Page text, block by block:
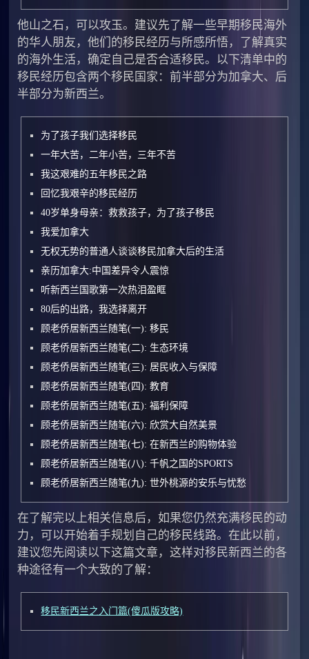
他山之石，可以攻玉。建议先了解一些早期移民海外
的华人朋友，他们的移民经历与所感所悟，了解真实
的海外生活，确定自己是否合适移民。以下清单中的
移民经历包含两个移民国家：前半部分为加拿大、后
半部分为新西兰。
为了孩子我们选择移民
一年大苦，二年小苦，三年不苦
我这艰难的五年移民之路
回忆我艰辛的移民经历
40岁单身母亲：救救孩子，为了孩子移民
我爱加拿大
无权无势的普通人谈谈移民加拿大后的生活
亲历加拿大:中国差异令人震惊
听新西兰国歌第一次热泪盈眶
80后的出路，我选择离开
顾老侨居新西兰随笔(一): 移民
顾老侨居新西兰随笔(二): 生态环境
顾老侨居新西兰随笔(三): 居民收入与保障
顾老侨居新西兰随笔(四): 教育
顾老侨居新西兰随笔(五): 福利保障
顾老侨居新西兰随笔(六): 欣赏大自然美景
顾老侨居新西兰随笔(七): 在新西兰的购物体验
顾老侨居新西兰随笔(八): 千帆之国的SPORTS
顾老侨居新西兰随笔(九): 世外桃源的安乐与忧愁
在了解完以上相关信息后，如果您仍然充满移民的动
力，可以开始着手规划自己的移民线路。在此以前，
建议您先阅读以下这篇文章，这样对移民新西兰的各
种途径有一个大致的了解：
移民新西兰之入门篇(傻瓜版攻略)